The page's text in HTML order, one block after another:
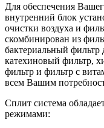
Для обеспечения
внутренний блок
очистки воздуха и
скомбинирован из
бактериальный фильтр
катехиновый фильтр,
фильтр и фильтр с
всем Вашим
Сплит система
режимами: